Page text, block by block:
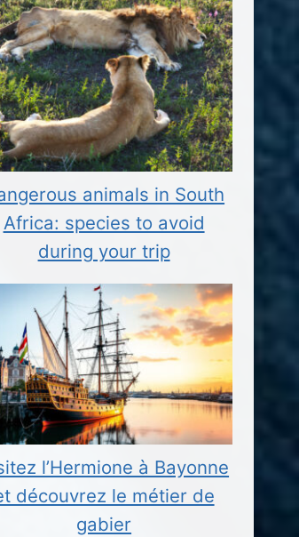
animals in South
Africa: species to avoid
during your trip
l’Hermione à Bayonne
découvrez le métier de
gabier